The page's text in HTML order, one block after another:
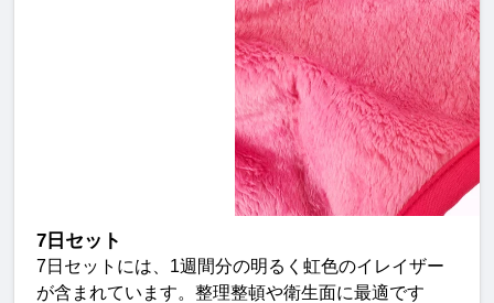
7日セット
7日セットには、 1週間分の明るく虹色のイレイザー
が含まれています。整理整頓や衛生面に最適です